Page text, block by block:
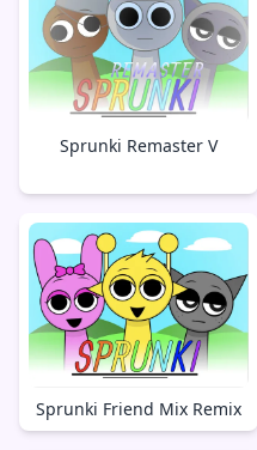
Sprunki Remaster V
Sprunki Friend Mix Remix